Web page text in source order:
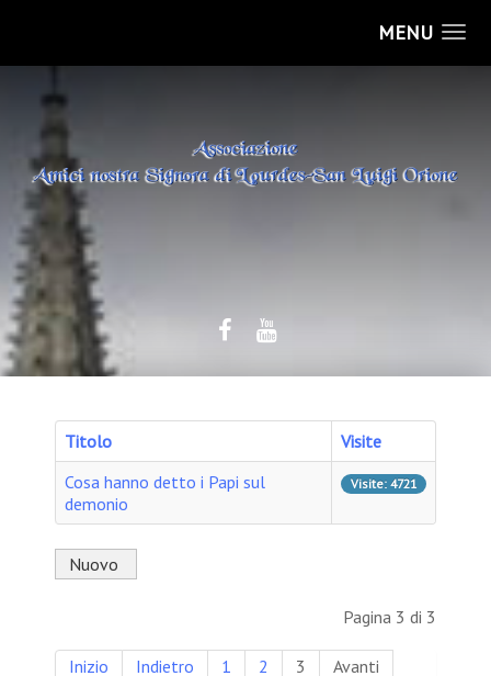
MENU
Titolo
Visite
Cosa hanno detto i Papi sul
demonio
Visite: 4721
Nuovo
Pagina 3 di 3
Inizio Indietro 1 2 3
Avanti